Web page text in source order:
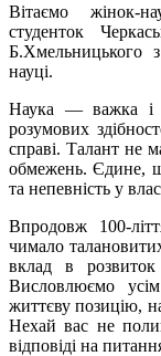
Вітаємо жінок-
студенток
Б.Хмельницького
науці.
Наука — важка і
розумових
справі. Талант не
обмежень. Єдине,
та непевність у
Впродовж 100-
чимало
вклад в розвиток
Висловлюємо
життєву позицію,
Нехай вас не
відповіді на